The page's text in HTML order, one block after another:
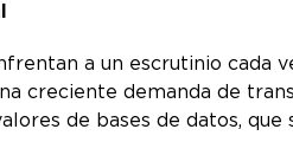
a un escrutinio cada
creciente demanda de
de bases de datos,